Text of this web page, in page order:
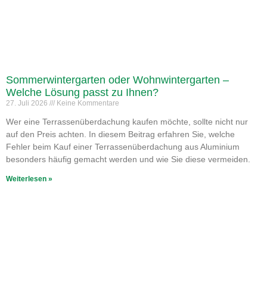
Sommerwintergarten oder Wohnwintergarten –
Welche Lösung passt zu Ihnen?
27. Juli 2026 Keine Kommentare
Wer eine Terrassenüberdachung kaufen möchte, sollte nicht nur
auf den Preis achten. In diesem Beitrag erfahren Sie, welche
Fehler beim Kauf einer Terrassenüberdachung aus Aluminium
besonders häufig gemacht werden und wie Sie diese vermeiden.
Weiterlesen »